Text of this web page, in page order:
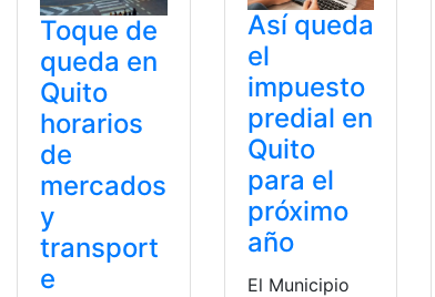
Toque de
queda en
Quito
horarios
de
mercados
y
transport
e
Así queda
el
impuesto
predial en
Quito
para el
próximo
año
El Municipio